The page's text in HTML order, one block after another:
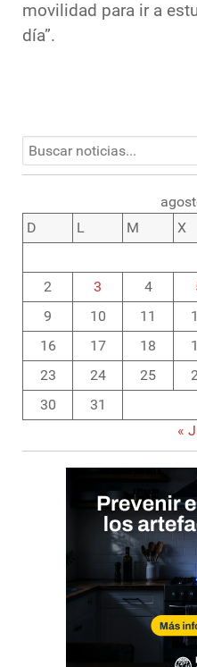
movilidad para ir a
día”.
D
L M X
2
3 4
9
10 11
16
17 18
23
24 25
30
31
«